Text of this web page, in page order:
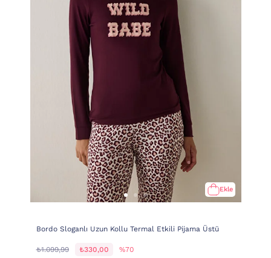
Ekle
Bordo Sloganlı Uzun Kollu Termal Etkili Pijama Üstü
₺1.099,99 ₺330,00 %70